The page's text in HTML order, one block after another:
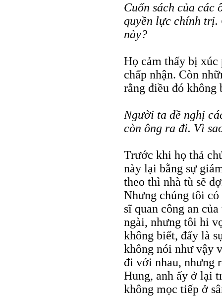
Cuốn sách của các
quyền lực chính trị.
này?
Họ cảm thấy bị xúc
chấp nhận. Còn
rằng điều đó không
Người ta đề nghị
còn ông ra đi. Vì
Trước khi họ thả
này lại bằng sự
theo thì nhà tù sẽ
Nhưng chúng tôi
sĩ quan công an
ngài, nhưng tôi hi
không biết, đấy là
không nói như vậy
đi với nhau, nhưng
Hung, anh ấy ở lại
không mọc tiếp ở